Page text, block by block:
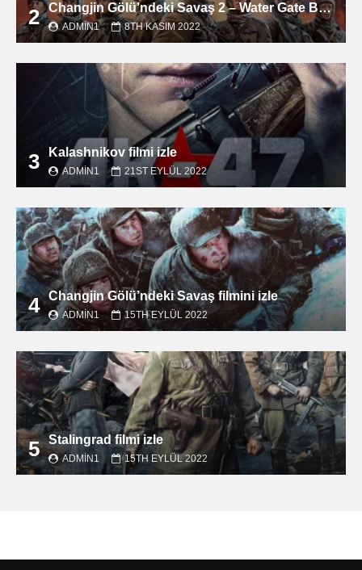
2 Changjin Gölü’ndeki Savaş 2 – Water Gate Bridge filmini izle
ADMIN1 8TH KASIM 2022
3 Kalashnikov filmi izle
ADMIN1 21ST EYLÜL 2022
4 Changjin Gölü’ndeki Savaş filmini izle
ADMIN1 15TH EYLÜL 2022
5 Stalingrad filmi izle
ADMIN1 15TH EYLÜL 2022